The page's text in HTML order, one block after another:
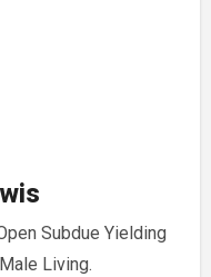
Subdue Yielding
Living.